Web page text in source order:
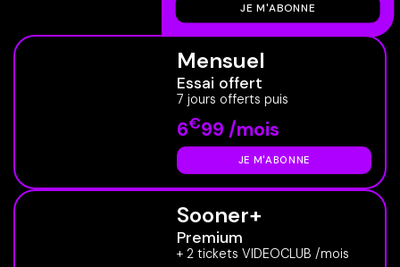
Mensuel
Essai offert
7 jours offerts puis
6€99 /mois
JE M'ABONNE
Sooner+
Premium
+ 2 tickets VIDEOCLUB /mois
JE M'ABONNE